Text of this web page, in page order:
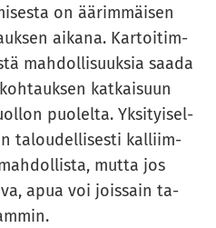
on ää­rim­mäi­sen
ai­ka­na. Kar­toi­tim­
mah­dol­li­suuk­sia saada
kat­kai­suun
puo­lel­ta. Yk­si­tyi­sel­
ta­lou­del­li­ses­ti kal­liim­
mutta jos
apua voi jois­sain ta­